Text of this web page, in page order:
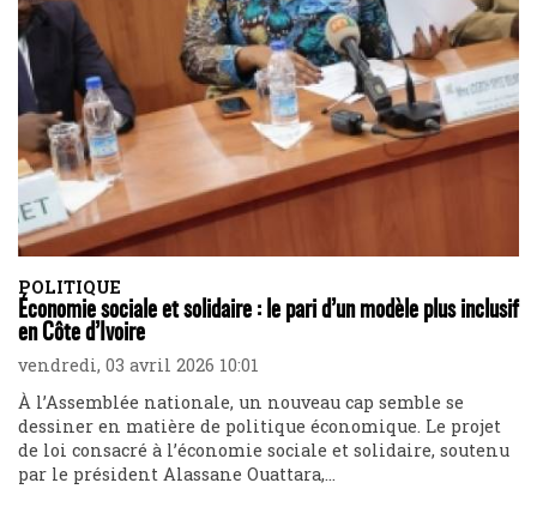
POLITIQUE
Économie sociale et solidaire : le pari d’un modèle plus inclusif
en Côte d’Ivoire
vendredi, 03 avril 2026 10:01
À l’Assemblée nationale, un nouveau cap semble se
dessiner en matière de politique économique. Le projet
de loi consacré à l’économie sociale et solidaire, soutenu
par le président Alassane Ouattara,...